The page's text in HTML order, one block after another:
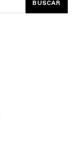
BUSCAR